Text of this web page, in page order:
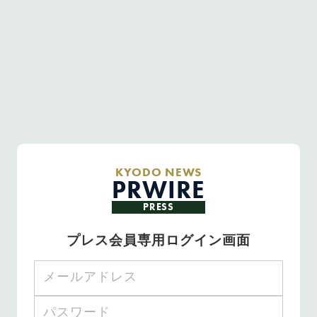
KYODO NEWS
PRWIRE
PRESS
プレス会員専用ログイン画面